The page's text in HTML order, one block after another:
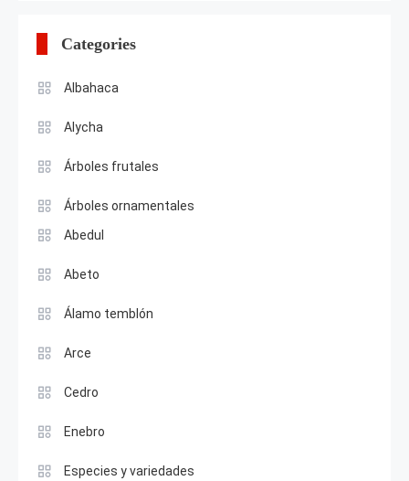
Categories
Albahaca
Alycha
Árboles frutales
Árboles ornamentales
Abedul
Abeto
Álamo temblón
Arce
Cedro
Enebro
Especies y variedades